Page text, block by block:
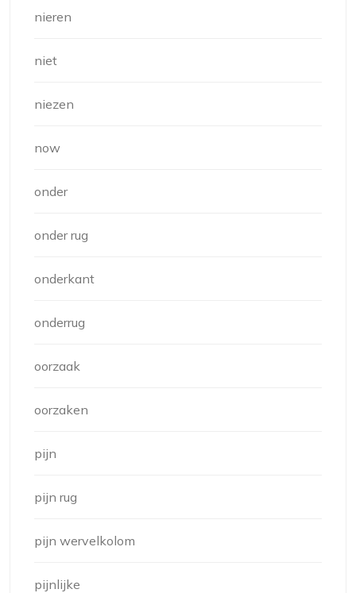
nieren
niet
niezen
now
onder
onder rug
onderkant
onderrug
oorzaak
oorzaken
pijn
pijn rug
pijn wervelkolom
pijnlijke